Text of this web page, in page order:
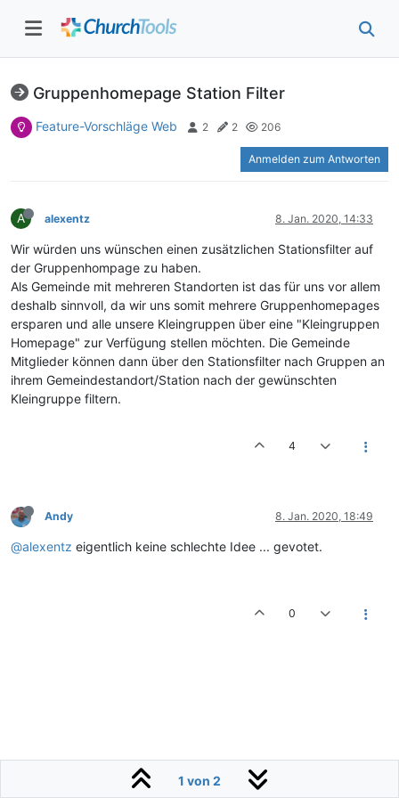
Gruppenhomepage Station Filter
Feature-Vorschläge Web 2 2 206
Anmelden zum Antworten
A alexentz 8. Jan. 2020, 14:33
Wir würden uns wünschen einen zusätzlichen Stationsfilter auf
der Gruppenhompage zu haben.
Als Gemeinde mit mehreren Standorten ist das für uns vor allem
deshalb sinnvoll, da wir uns somit mehrere Gruppenhomepages
ersparen und alle unsere Kleingruppen über eine "Kleingruppen
Homepage" zur Verfügung stellen möchten. Die Gemeinde
Mitglieder können dann über den Stationsfilter nach Gruppen an
ihrem Gemeindestandort/Station nach der gewünschten
Kleingruppe filtern.
4
Andy 8. Jan. 2020, 18:49
@alexentz eigentlich keine schlechte Idee ... gevotet.
0
1 von 2